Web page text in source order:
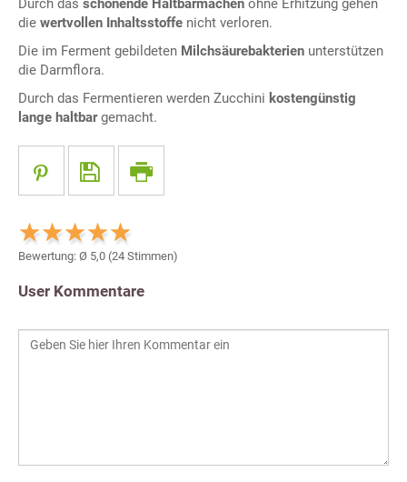
Durch das schonende Haltbarmachen ohne Erhitzung gehen
die wertvollen Inhaltsstoffe nicht verloren.
Die im Ferment gebildeten Milchsäurebakterien unterstützen
die Darmflora.
Durch das Fermentieren werden Zucchini kostengünstig
lange haltbargemacht.
Bewertung: Ø 5,0 (24 Stimmen)
User Kommentare